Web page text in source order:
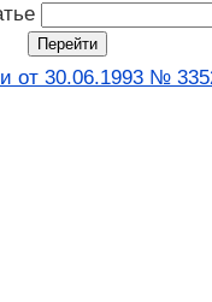
от 30.06.1993 №